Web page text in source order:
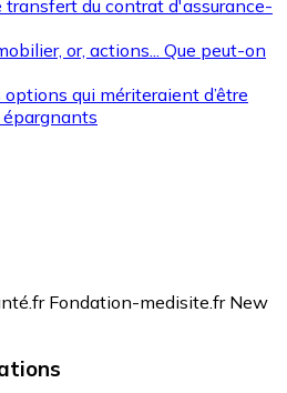
transfert du contrat d'assurance-
or, actions... Que peut-on
qui mériteraient d’être
épargnants
Fondation-medisite.fr New